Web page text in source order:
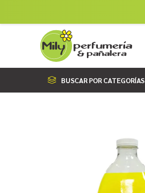
BUSCAR POR CATEGORÍAS